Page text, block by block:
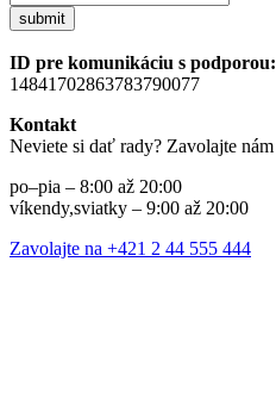
submit
ID pre komunikáciu s podporou:
14841702863783790077
Kontakt
Neviete si dať rady? Zavolajte nám
po–pia – 8:00 až 20:00
víkendy,sviatky – 9:00 až 20:00
Zavolajte na +421 2 44 555 444